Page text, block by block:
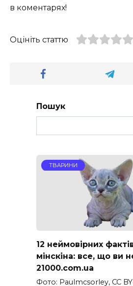
в коментарях!
Оцініть статтю
Пошук
ТВАРИНИ
12 неймовірних
мінскіна: все, що ви
21000.com.ua
Фото: Paulmcsorley, CC